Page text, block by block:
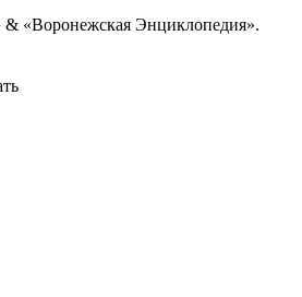
«Воронежская Энциклопедия».